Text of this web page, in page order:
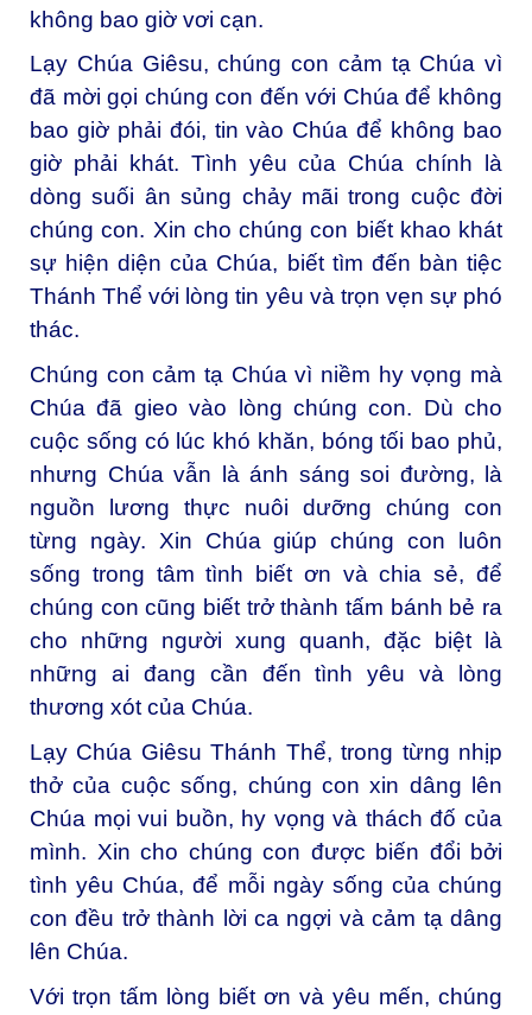
không bao giờ vơi cạn.
Lạy Chúa Giêsu, chúng con cảm tạ Chúa vì
đã mời gọi chúng con đến với Chúa để không
bao giờ phải đói, tin vào Chúa để không bao
giờ phải khát. Tình yêu của Chúa chính là
dòng suối ân sủng chảy mãi trong cuộc đời
chúng con. Xin cho chúng con biết khao khát
sự hiện diện của Chúa, biết tìm đến bàn tiệc
Thánh Thể với lòng tin yêu và trọn vẹn sự phó
thác.
Chúng con cảm tạ Chúa vì niềm hy vọng mà
Chúa đã gieo vào lòng chúng con. Dù cho
cuộc sống có lúc khó khăn, bóng tối bao phủ,
nhưng Chúa vẫn là ánh sáng soi đường, là
nguồn lương thực nuôi dưỡng chúng con
từng ngày. Xin Chúa giúp chúng con luôn
sống trong tâm tình biết ơn và chia sẻ, để
chúng con cũng biết trở thành tấm bánh bẻ ra
cho những người xung quanh, đặc biệt là
những ai đang cần đến tình yêu và lòng
thương xót của Chúa.
Lạy Chúa Giêsu Thánh Thể, trong từng nhịp
thở của cuộc sống, chúng con xin dâng lên
Chúa mọi vui buồn, hy vọng và thách đố của
mình. Xin cho chúng con được biến đổi bởi
tình yêu Chúa, để mỗi ngày sống của chúng
con đều trở thành lời ca ngợi và cảm tạ dâng
lên Chúa.
Với trọn tấm lòng biết ơn và yêu mến, chúng